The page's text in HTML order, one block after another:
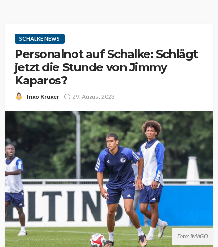
SCHALKE NEWS
Personalnot auf Schalke: Schlägt
jetzt die Stunde von Jimmy
Kaparos?
Ingo Krüger 29. August 2023
Foto: IMAGO